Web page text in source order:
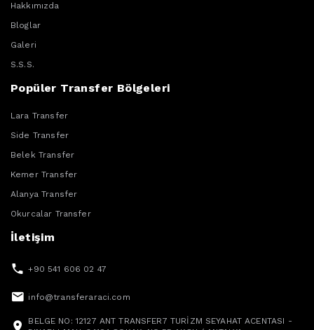
Hakkımızda
Bloglar
Galeri
S.S.S.
Popüler Transfer Bölgeleri
Lara Transfer
Side Transfer
Belek Transfer
Kemer Transfer
Alanya Transfer
Okurcalar Transfer
İletişim
+90 541 606 02 47
info@transferaraci.com
BELGE NO: 12127 ANT TRANSFER7 TURİZM SEYAHAT ACENTASI -